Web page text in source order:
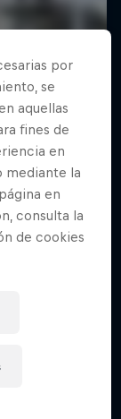
por
se
aquellas
fines de
en
mediante la
en
consulta la
de cookies